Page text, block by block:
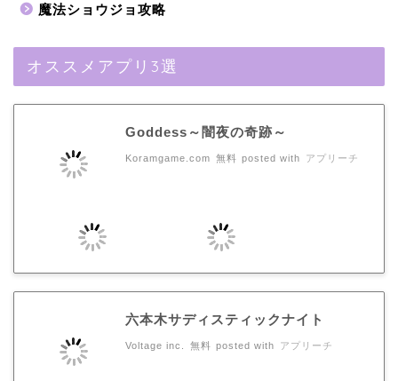
魔法ショウジョ攻略
オススメアプリ3選
Goddess～闇夜の奇跡～
Koramgame.com 無料 posted with アプリーチ
六本木サディスティックナイト
Voltage inc. 無料 posted with アプリーチ